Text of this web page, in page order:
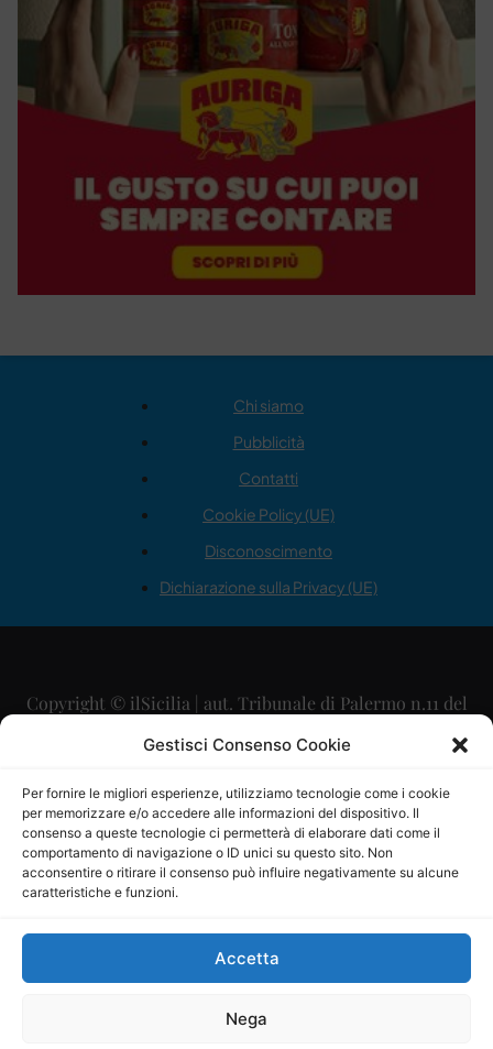
Gestisci Consenso Cookie
Per fornire le migliori esperienze, utilizziamo tecnologie come i cookie
per memorizzare e/o accedere alle informazioni del dispositivo. Il
consenso a queste tecnologie ci permetterà di elaborare dati come il
comportamento di navigazione o ID unici su questo sito. Non
acconsentire o ritirare il consenso può influire negativamente su alcune
caratteristiche e funzioni.
Accetta
Nega
Chi siamo
Pubblicità
Contatti
Cookie Policy (UE)
Disconoscimento
Dichiarazione sulla Privacy (UE)
Copyright © ilSicilia | aut. Tribunale di Palermo n.11 del
29/09/2015
Direttore Editoriale: Maurizio Scaglione
Direttore Responsabile: Maria Calabrese
P.IVA: 06334930820
Mercurio Comunicazione Società Cooperativa a r.l. è
iscritta al Registro degli Operatori di Comunicazione al